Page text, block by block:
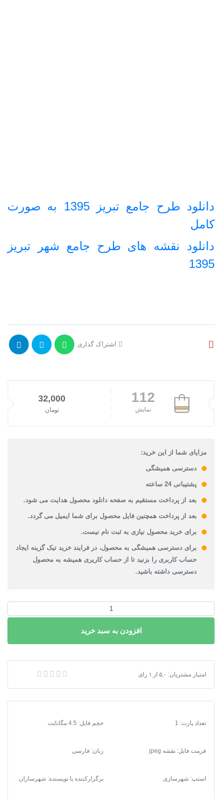
دانلود طرح جامع تبریز 1395 به صورت
کامل
دانلود نقشه های طرح جامع شهر تبریز
1395
اشتراک گذاری
112
نمایش
32,000
تومان
مزایای شما از این خرید:
دسترسی همیشگی
پشتیبانی 24 ساعته
بعد از پرداخت مستقیم به صفحه دانلود محصول هدایت می شود.
بعد از پرداخت همچنین فایل محصول برای شما ایمیل می گردد.
برای خرید محصول نیازی به ثبت نام نیست.
برای دسترسی همیشگی به محصول، در فرایند خرید تیک گزینه ایجاد
حساب کاربری را بزنید تا از حساب کاریری همیشه به محصول
دسترسی داشته باشید.
نقشه
ساختمانی
تبریز
عدد
افزودن به سبد خرید
دانلود نقشه تراکم ساختمانی پیشنهادی شهر تبریز
امتیاز مشتریان: ۵,۰ از ۱ رای
تعداد پارت: 1 حجم فایل: 4.5 مگابایت
فرمت فایل: نقشه jpeg زبان: فارسی
استپ: شهرسازی برگزارکننده یا نویسنده: شهرسازان